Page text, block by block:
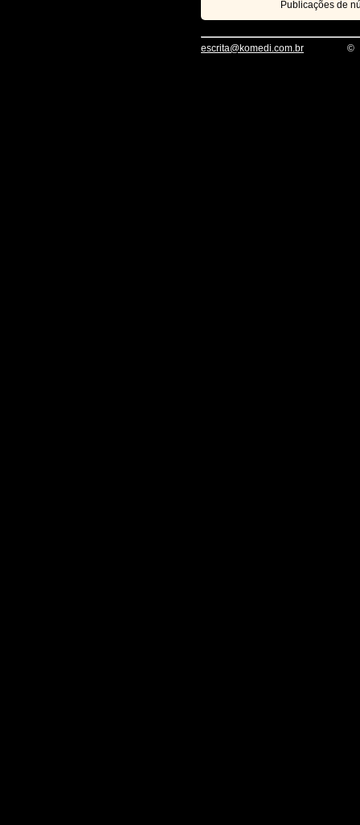
Publicações de
escrita@komedi.com.br ©